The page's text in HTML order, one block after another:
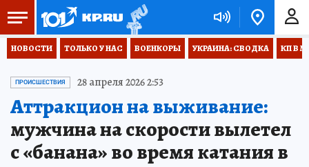
НОВОСТИ ТОЛЬКО У НАС ВОЕНКОРЫ УКРАИНА: СВОДКА КП В
ПРОИСШЕСТВИЯ 28 апреля 2026 2:53
Аттракцион на выживание:
мужчина на скорости вылетел
с «банана» во время катания в